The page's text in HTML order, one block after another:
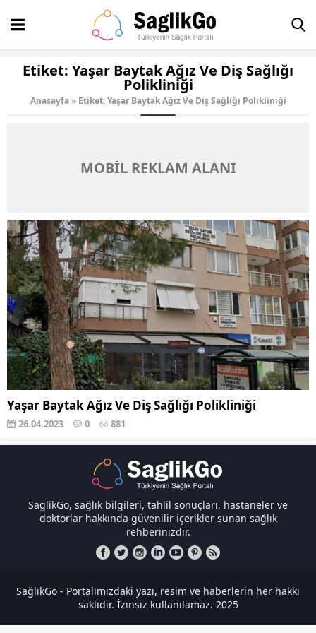
Etiket: Yaşar Baytak Ağız Ve Diş Sağlığı
Polikliniği
Anasayfa » Etiket: Yaşar Baytak Ağız Ve Diş Sağlığı Polikliniği
MOBİL REKLAM ALANI
Yaşar Baytak Ağız Ve Diş Sağlığı Polikliniği
26.04.2023 0 881
SaglikGo, sağlık bilgileri, tahlil sonuçları, hastaneler ve
doktorlar hakkında güvenilir içerikler sunan sağlık
rehberinizdir.
SağlıkGo - Portalımızdaki yazı, resim ve haberlerin her hakkı
saklıdır. İzinsiz kullanılamaz. 2025